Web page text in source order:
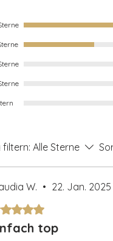
filtern: Alle Sterne
W. • 22. Jan. 2025
5 von 5 Sternen
top